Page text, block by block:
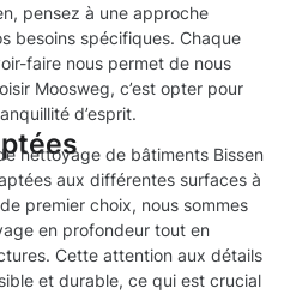
pensez à une approche
besoins spécifiques. Chaque
faire nous permet de nous
Moosweg, c’est opter pour
d’esprit.
nettoyage de bâtiments Bissen
aux différentes surfaces à
premier choix, nous sommes
en profondeur tout en
Cette attention aux détails
et durable, ce qui est crucial